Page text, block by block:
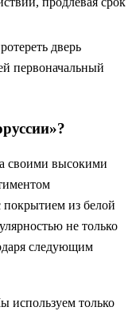
дверь
первоначальный
своими высокими
из белой
не только
следующим
используем только